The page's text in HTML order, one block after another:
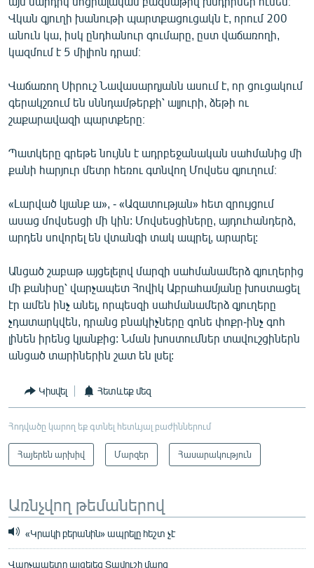
Վկան գյուղի խանութի պարտքացուցակն է, որում 200
անուն կա, իսկ ընդհանուր գումարը, ըստ վաճառողի,
կազմում է 5 միլիոն դրամ։
Վաճառող Սիրուշ Նավասարդյանն ասում է, որ ցուցակում
գերակշռում են սննդամթերքի՝ ալյուրի, ձեթի ու
շաքարավազի պարտքերը։
Պատկերը գրեթե նույնն է ադրբեջանական սահմանից մի
քանի հարյուր մետր հեռու գտնվող Մովսես գյուղում։
«Լարված կյանք ա», - «Ազատության» հետ զրույցում
ասաց մովսեսցի մի կին: Մովսեսցիները, այդուհանդերձ,
արդեն սովորել են վտանգի տակ ապրել, արարել:
Անցած շաբաթ այցելելով մարզի սահմանամերձ գյուղերից
մի քանիսը՝ վարչապետ Հովիկ Աբրահամյանը խոստացել
էր ամեն ինչ անել, որպեսզի սահմանամերձ գյուղերը
չդատարկվեն, դրանց բնակիչները գոնե փոքր-ինչ գոհ
լինեն իրենց կյանքից: Նման խոստումներ տավուշցիներն
անցած տարիներին շատ են լսել:
Կիսվել Հետևեք մեզ
Հոդվածը կարող եք գտնել հետևյալ բաժիններում
Հայերեն արխիվ Մարզեր Հասարակություն
Առնչվող թեմաներով
«Կրակի բերանին» ապրելը հեշտ չէ
Վարչապետը այցելեց Տավուշի մարզ